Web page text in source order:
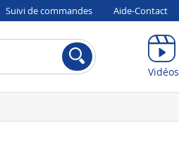
Suivi de commandes Aide-Contact
Vidéos
Compte